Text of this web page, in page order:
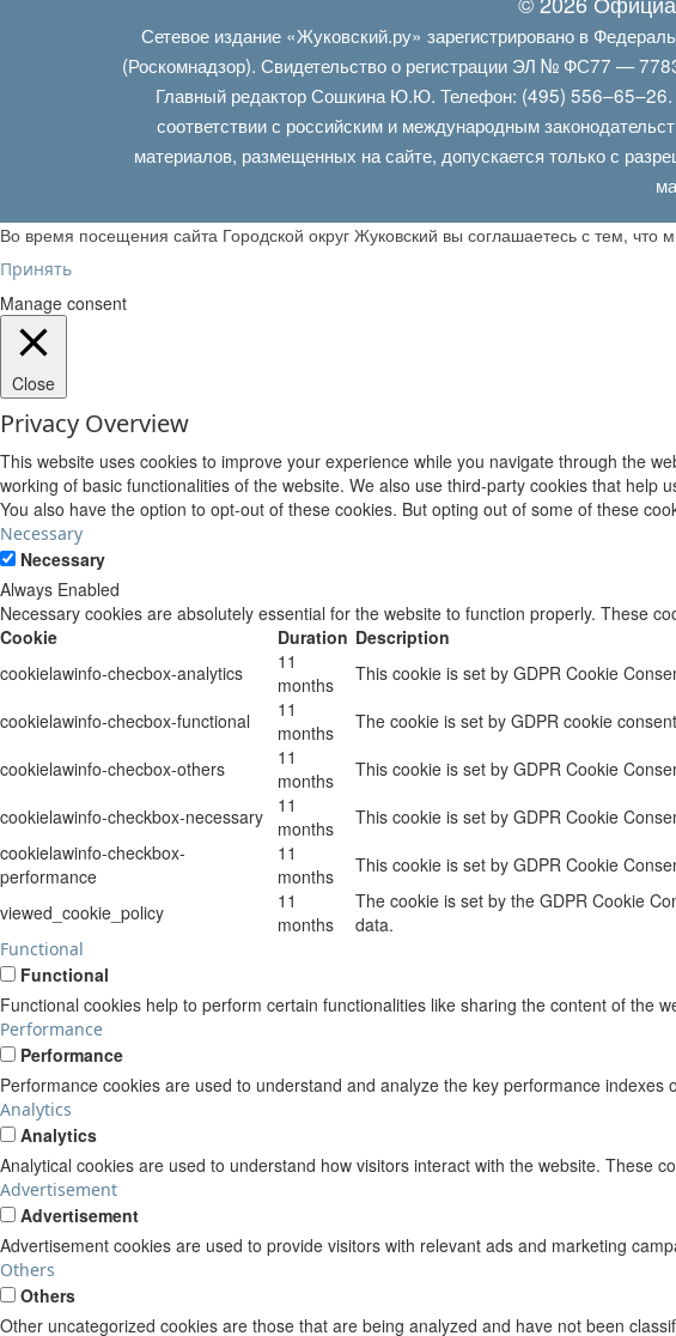
Сетевое издание «Жуковский.ру» зарегистрировано в
(Роскомнадзор). Свидетельство о регистрации ЭЛ № ФС77 —
Главный редактор Сошкина Ю.Ю. Телефон: (495) 556–65–26.
соответствии с российским и международным
материалов, размещенных на сайте, допускается только с
Во время посещения сайта Городской округ Жуковский вы соглашаетесь с тем,
Принять
Manage consent
Close
Privacy Overview
This website uses cookies to improve your experience while you navigate through the
working of basic functionalities of the website. We also use third-party cookies that
You also have the option to opt-out of these cookies. But opting out of some of these
Necessary
Necessary
Always Enabled
Necessary cookies are absolutely essential for the website to function properly. These
Cookie
Duration Description
cookielawinfo-checbox-analytics
11
months
This cookie is set by GDPR Cookie
cookielawinfo-checbox-functional
11
months
The cookie is set by GDPR cookie
cookielawinfo-checbox-others
11
months
This cookie is set by GDPR Cookie
cookielawinfo-checkbox-necessary
11
months
This cookie is set by GDPR Cookie
cookielawinfo-checkbox-
performance
11
months
This cookie is set by GDPR Cookie
viewed_cookie_policy
11
months
The cookie is set by the GDPR Cookie
data.
Functional
Functional
Functional cookies help to perform certain functionalities like sharing the content of the
Performance
Performance
Performance cookies are used to understand and analyze the key performance
Analytics
Analytics
Analytical cookies are used to understand how visitors interact with the website. These
Advertisement
Advertisement
Advertisement cookies are used to provide visitors with relevant ads and marketing
Others
Others
Other uncategorized cookies are those that are being analyzed and have not been